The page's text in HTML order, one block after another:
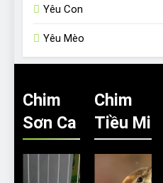
Yêu Con
Yêu Mèo
Chim
Sơn Ca
Chim
Tiều Mi